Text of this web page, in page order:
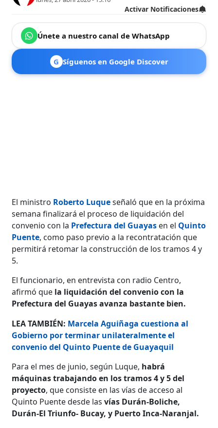
Activar Notificaciones
Únete a nuestro canal de WhatsApp
G Síguenos en Google Discover
El ministro Roberto Luqueseñaló que en la próxima
semana finalizará el proceso de liquidación del
convenio con la Prefectura del Guayas en el Quinto
Puente, como paso previo a la recontratación que
permitirá retomar la construcción de los tramos 4 y
5.
El funcionario, en entrevista con radio Centro,
afirmó que la liquidación del convenio con la
Prefectura del Guayas avanza bastante bien.
LEA TAMBIÉN: Marcela Aguiñaga cuestiona al
Gobierno por terminar unilateralmente el
convenio del Quinto Puente de Guayaquil
Para el mes de junio, según Luque, habrá
máquinas trabajando en los tramos 4 y 5 del
proyecto, que consiste en las vías de acceso al
Quinto Puente desde las vías Durán-Boliche,
Durán-El Triunfo- Bucay, y Puerto Inca-Naranjal.